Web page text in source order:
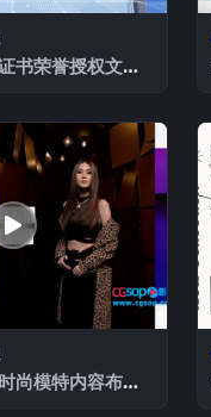
书荣誉授权文件A
尚模特内容布局